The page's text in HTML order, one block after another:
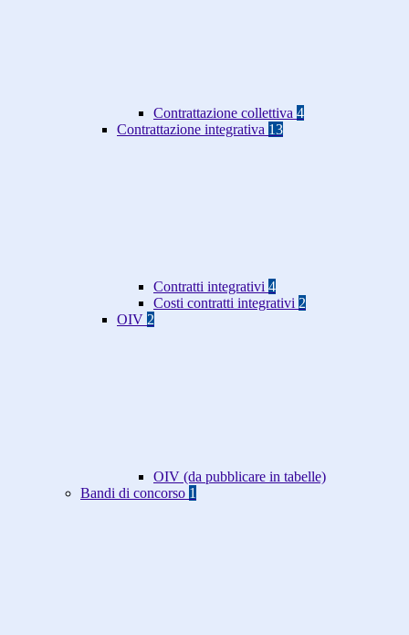
Contrattazione collettiva 4
Contrattazione integrativa 13
Contratti integrativi 4
Costi contratti integrativi 2
OIV 2
OIV (da pubblicare in tabelle)
Bandi di concorso 1